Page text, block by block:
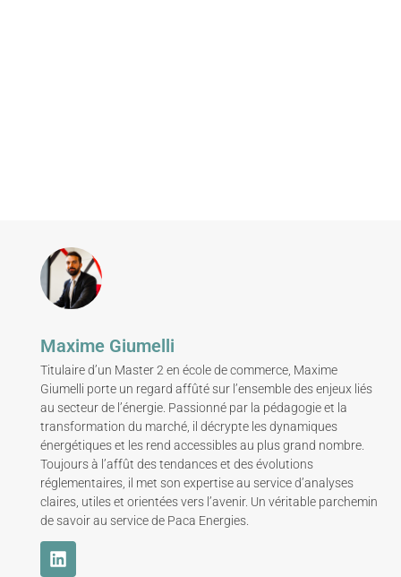
Maxime Giumelli
Titulaire d’un Master 2 en école de commerce, Maxime
Giumelli porte un regard affûté sur l’ensemble des enjeux liés
au secteur de l’énergie. Passionné par la pédagogie et la
transformation du marché, il décrypte les dynamiques
énergétiques et les rend accessibles au plus grand nombre.
Toujours à l’affût des tendances et des évolutions
réglementaires, il met son expertise au service d’analyses
claires, utiles et orientées vers l’avenir. Un véritable parchemin
de savoir au service de Paca Energies.